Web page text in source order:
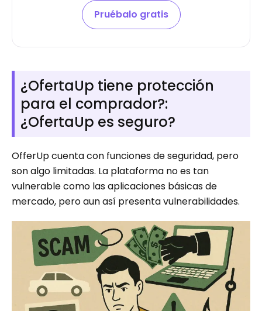
Pruébalo gratis
¿OfertaUp tiene protección
para el comprador?:
¿OfertaUp es seguro?
OfferUp cuenta con funciones de seguridad, pero
son algo limitadas. La plataforma no es tan
vulnerable como las aplicaciones básicas de
mercado, pero aun así presenta vulnerabilidades.